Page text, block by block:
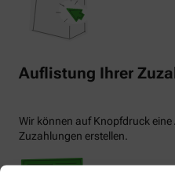
Auflistung Ihrer
Wir können auf Knopfdruck
Zuzahlungen erstellen.